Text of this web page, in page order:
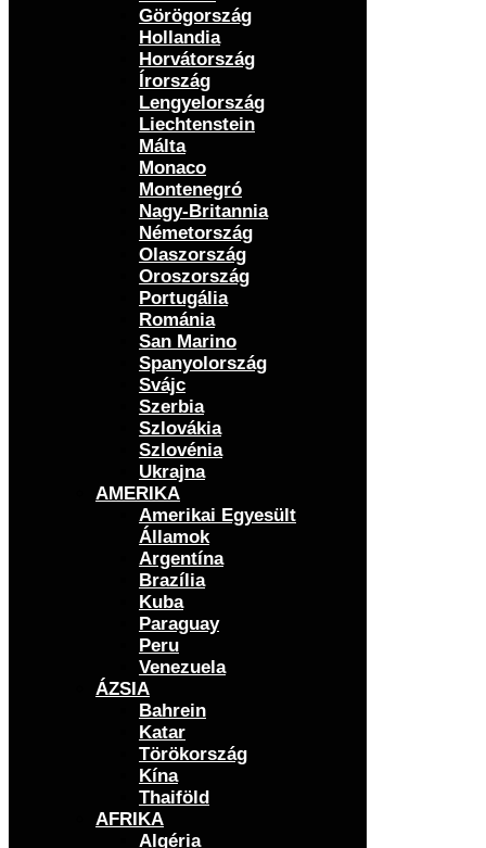
Görögország
Hollandia
Horvátország
Írország
Lengyelország
Liechtenstein
Málta
Monaco
Montenegró
Nagy-Britannia
Németország
Olaszország
Oroszország
Portugália
Románia
San Marino
Spanyolország
Svájc
Szerbia
Szlovákia
Szlovénia
Ukrajna
AMERIKA
Amerikai Egyesült
Államok
Argentína
Brazília
Kuba
Paraguay
Peru
Venezuela
ÁZSIA
Bahrein
Katar
Törökország
Kína
Thaiföld
AFRIKA
Algéria